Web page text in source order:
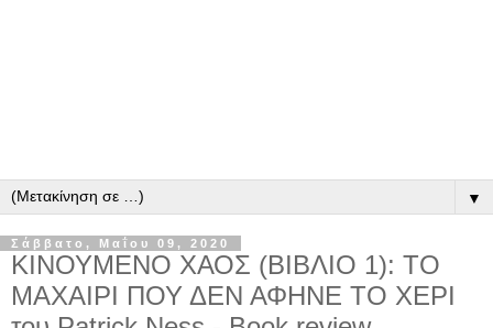
▼
Σάββατο, Μαΐου 09, 2020
ΚΙΝΟΥΜΕΝΟ ΧΑΟΣ (ΒΙΒΛΙΟ 1): ΤΟ
ΜΑΧΑΙΡΙ ΠΟΥ ΔΕΝ ΑΦΗΝΕ ΤΟ ΧΕΡΙ